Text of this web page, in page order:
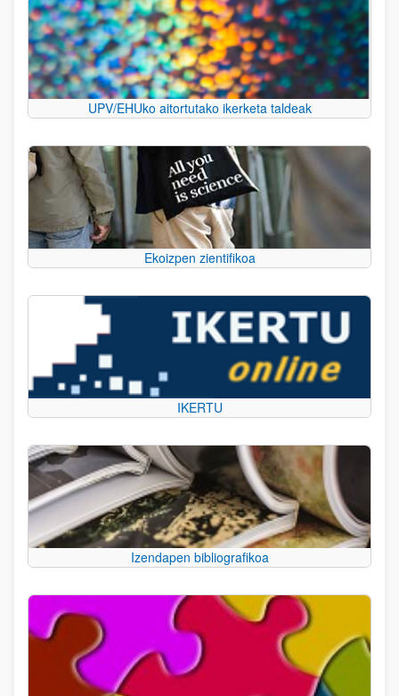
UPV/EHUko aitortutako ikerketa taldeak
Ekoizpen zientifikoa
IKERTU
Izendapen bibliografikoa